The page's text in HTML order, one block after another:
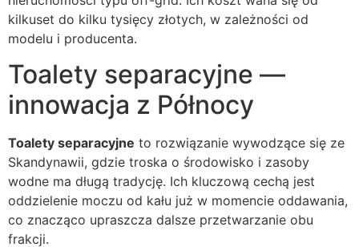
kilkuset do kilku tysięcy złotych, w zależności od
modelu i producenta.
Toalety separacyjne —
innowacja z Północy
Toalety separacyjne to rozwiązanie wywodzące się ze
Skandynawii, gdzie troska o środowisko i zasoby
wodne ma długą tradycję. Ich kluczową cechą jest
oddzielenie moczu od kału już w momencie oddawania,
co znacząco upraszcza dalsze przetwarzanie obu
frakcji.